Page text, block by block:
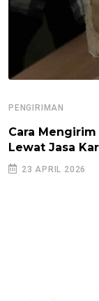
PENGIRIMAN
Cara
Lewat Jasa
23 APRIL 2026